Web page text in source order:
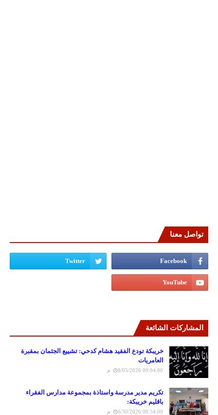
تواصل معنا
المشاركات الشائعة
خريبكة تودع الفقيد هشام كدحي: تشييع الجثمان بمقبرة
العامريات
8/05/2026 09:04:00 م
تكريم مدير مدرسة واستاذة بمجموعة مدارس الفقراء
باقليم خريبكة:
6/30/2026 08:54:00 م